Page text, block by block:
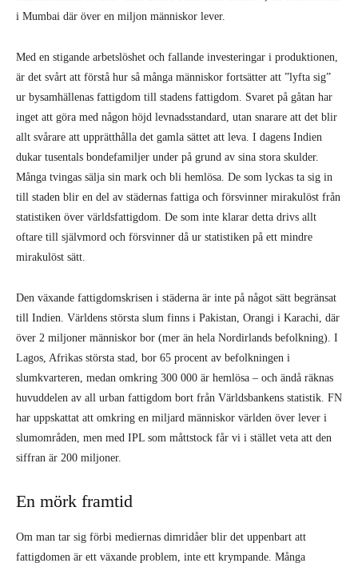
Många tvingas sälja sin mark och bli hemlösa. De som lyckas ta sig in
statistiken över världsfattigdom. De som inte klarar detta drivs allt
oftare till självmord och försvinner då ur statistiken på ett mindre
mirakulöst sätt.
Den växande fattigdomskrisen i städerna är inte på något sätt begränsat
till Indien. Världens största slum finns i Pakistan, Orangi i Karachi, där
över 2 miljoner människor bor (mer än hela Nordirlands befolkning). I
Lagos, Afrikas största stad, bor 65 procent av befolkningen i
slumkvarteren, medan omkring 300 000 är hemlösa – och ändå räknas
huvuddelen av all urban fattigdom bort från Världsbankens statistik. FN
har uppskattat att omkring en miljard människor världen över lever i
siffran är 200 miljoner.
En mörk framtid
Om man tar sig förbi mediernas dimridåer blir det uppenbart att
fattigdomen är ett växande problem, inte ett krympande. Många
ekonomer har anmärkt att 5 dollar per dag vore betydligt närmare den
nivå som människor faktiskt behöver. Genom att använda denna ”etiska
fattigdomsgräns”, uppskattar Hickel att antalet fattiga människor i
procent av jordens befolkning”. Den siffran skulle innebära en ökning
aldrig har varit rikare, men ändå lever fler människor i fattigdom än
någonsin tidigare i historien.